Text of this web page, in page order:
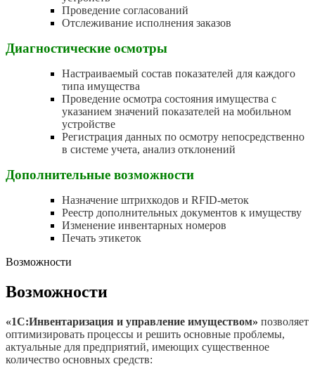
Проведение согласований
Отслеживание исполнения заказов
Диагностические осмотры
Настраиваемый состав показателей для каждого
типа имущества
Проведение осмотра состояния имущества с
указанием значений показателей на мобильном
устройстве
Регистрация данных по осмотру непосредственно
в системе учета, анализ отклонений
Дополнительные возможности
Назначение штрихкодов и RFID-меток
Реестр дополнительных документов к имуществу
Изменение инвентарных номеров
Печать этикеток
Возможности
Возможности
«1С:Инвентаризация и управление имуществом» позволяет
оптимизировать процессы и решить основные проблемы,
актуальные для предприятий, имеющих существенное
количество основных средств: